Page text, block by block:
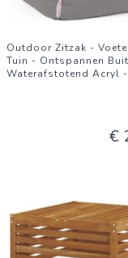
Outdoor Zitzak -
Tuin - Ontspannen
Waterafstotend Acryl
€